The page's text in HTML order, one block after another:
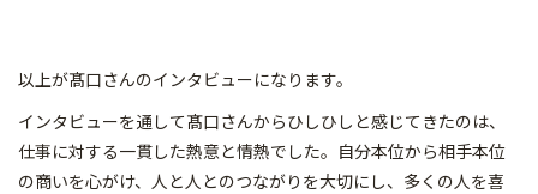
以上が髙口さんのインタビューになります。
インタビューを通して髙口さんからひしひしと感じてきたのは、
仕事に対する一貫した熱意と情熱でした。自分本位から相手本位
の商いを心がけ、人と人とのつながりを大切にし、多くの人を喜